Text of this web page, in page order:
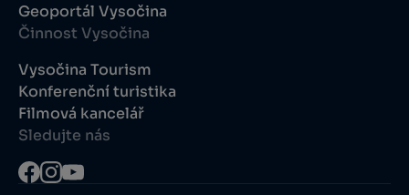
Geoportál Vysočina
Činnost Vysočina
Vysočina Tourism
Konferenční turistika
Filmová kancelář
Sledujte nás